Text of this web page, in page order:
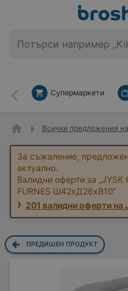
Назад
Супермаркети
Всички предложения
За съжаление,
актуално.
Валидни оферти за
FURNES Ш42xД26xВ10“
201 валидни оферти на
ПРЕДИШЕН ПРОДУКТ